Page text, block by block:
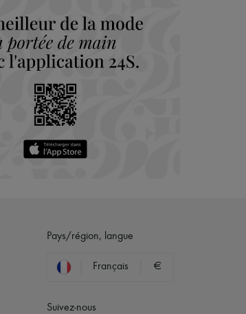
Pays/région, langue
Français €
Suivez-nous